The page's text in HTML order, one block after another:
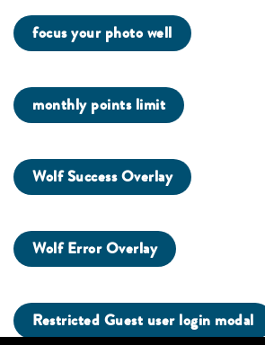
focus your photo well
monthly points limit
Wolf Success Overlay
Wolf Error Overlay
Restricted Guest user login modal